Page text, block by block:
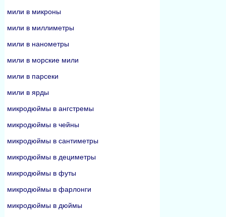
мили в микроны
мили в миллиметры
мили в нанометры
мили в морские мили
мили в парсеки
мили в ярды
микродюймы в ангстремы
микродюймы в чейны
микродюймы в сантиметры
микродюймы в дециметры
микродюймы в футы
микродюймы в фарлонги
микродюймы в дюймы